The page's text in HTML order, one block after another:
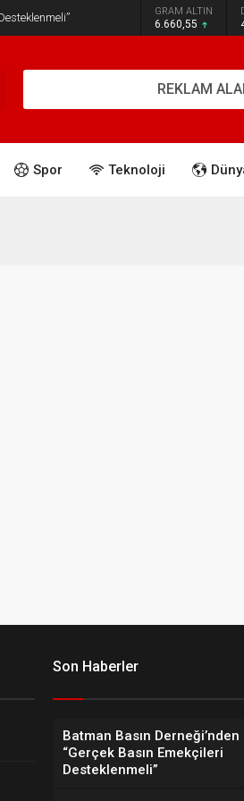
GRAM ALTIN
6.660,55
REKLAM
Spor Teknoloji
Son Haberler
Batman Basın Derneği’nden
“Gerçek Basın Emekçileri
Desteklenmeli”